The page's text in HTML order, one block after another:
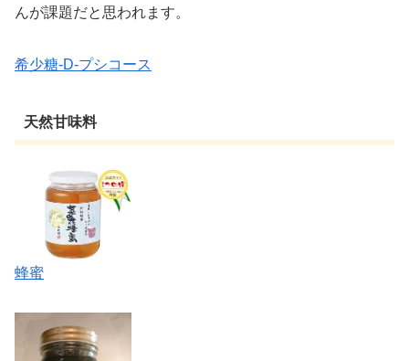
んが課題だと思われます。
希少糖-D-プシコース
天然甘味料
蜂蜜